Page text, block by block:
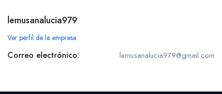
lemusanalucia979
Ver perfil de la empresa
Correo electrónico: lemusanalucia979@gmail.com